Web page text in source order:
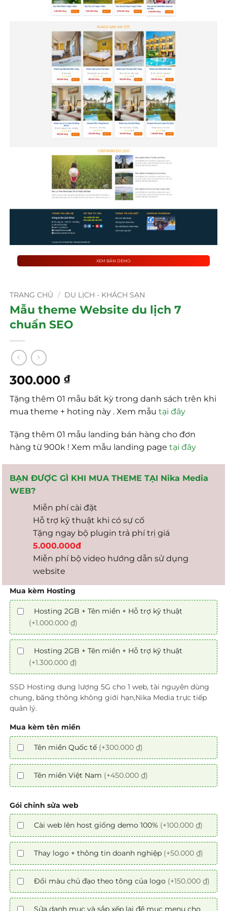
XEM BẢN DEMO
TRANG CHỦ / DU LỊCH - KHÁCH SẠN
Mẫu theme Website du lịch 7
chuẩn SEO
300.000₫
Tặng thêm 01 mẫu bất kỳ trong danh sách trên khi
mua theme + hoting này . Xem mẫutại đây
Tặng thêm 01 mẫu landing bán hàng cho đơn
hàng từ 900k ! Xem mẫu landing pagetại đây
BẠN ĐƯỢC GÌ KHI MUA THEME TẠI Nika Media
WEB?
Miễn phí cài đặt
Hỗ trợ kỹ thuật khi có sự cố
Tặng ngay bộ plugin trả phí trị giá
5.000.000đ
Miễn phí bộ video hướng dẫn sử dụng
website
Mua kèm Hosting
Hosting 2GB + Tên miền + Hỗ trợ kỹ thuật
(+1.000.000 ₫)
Hosting 2GB + Tên miền + Hỗ trợ kỹ thuật
(+1.300.000 ₫)
SSD Hosting dung lượng 5G cho 1 web, tài nguyên dùng
chung, băng thông không giới hạn,Nika Media trực tiếp
quản lý.
Mua kèm tên miền
Tên miền Quốc tế (+300.000 ₫)
Tên miền Việt Nam (+450.000 ₫)
Gói chỉnh sửa web
Cài web lên host giống demo 100% (+100.000 ₫)
Thay logo + thông tin doanh nghiệp (+50.000 ₫)
Đổi màu chủ đạo theo tông của logo (+150.000 ₫)
Sửa danh mục và sắp xếp lại đề mục menu cho